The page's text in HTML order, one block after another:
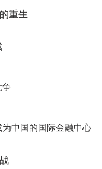
重生
争
中国的国际金融中心